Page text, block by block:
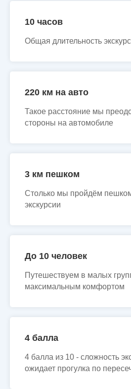
10 часов
Общая длительность
220 км на авто
Такое расстояние мы
стороны на автомобиле
3 км пешком
Столько мы пройдём
экскурсии
До 10 человек
Путешествуем в малых
максимальным комфортом
4 балла
4 балла из 10 - сложность
ожидает прогулка по